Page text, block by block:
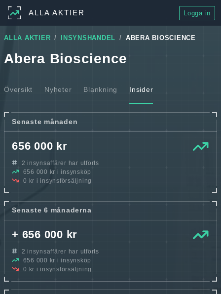
ALLA AKTIER Logga in
ALLA AKTIER INSYNSHANDEL ABERA BIOSCIENCE
Abera Bioscience
Översikt Nyheter Blankning Insider
Senaste månaden
656 000 kr
2 insynsaffärer har utförts
656 000 kr i insynsköp
0 kr i insynsförsäljning
Senaste 6 månaderna
+ 656 000 kr
2 insynsaffärer har utförts
656 000 kr i insynsköp
0 kr i insynsförsäljning